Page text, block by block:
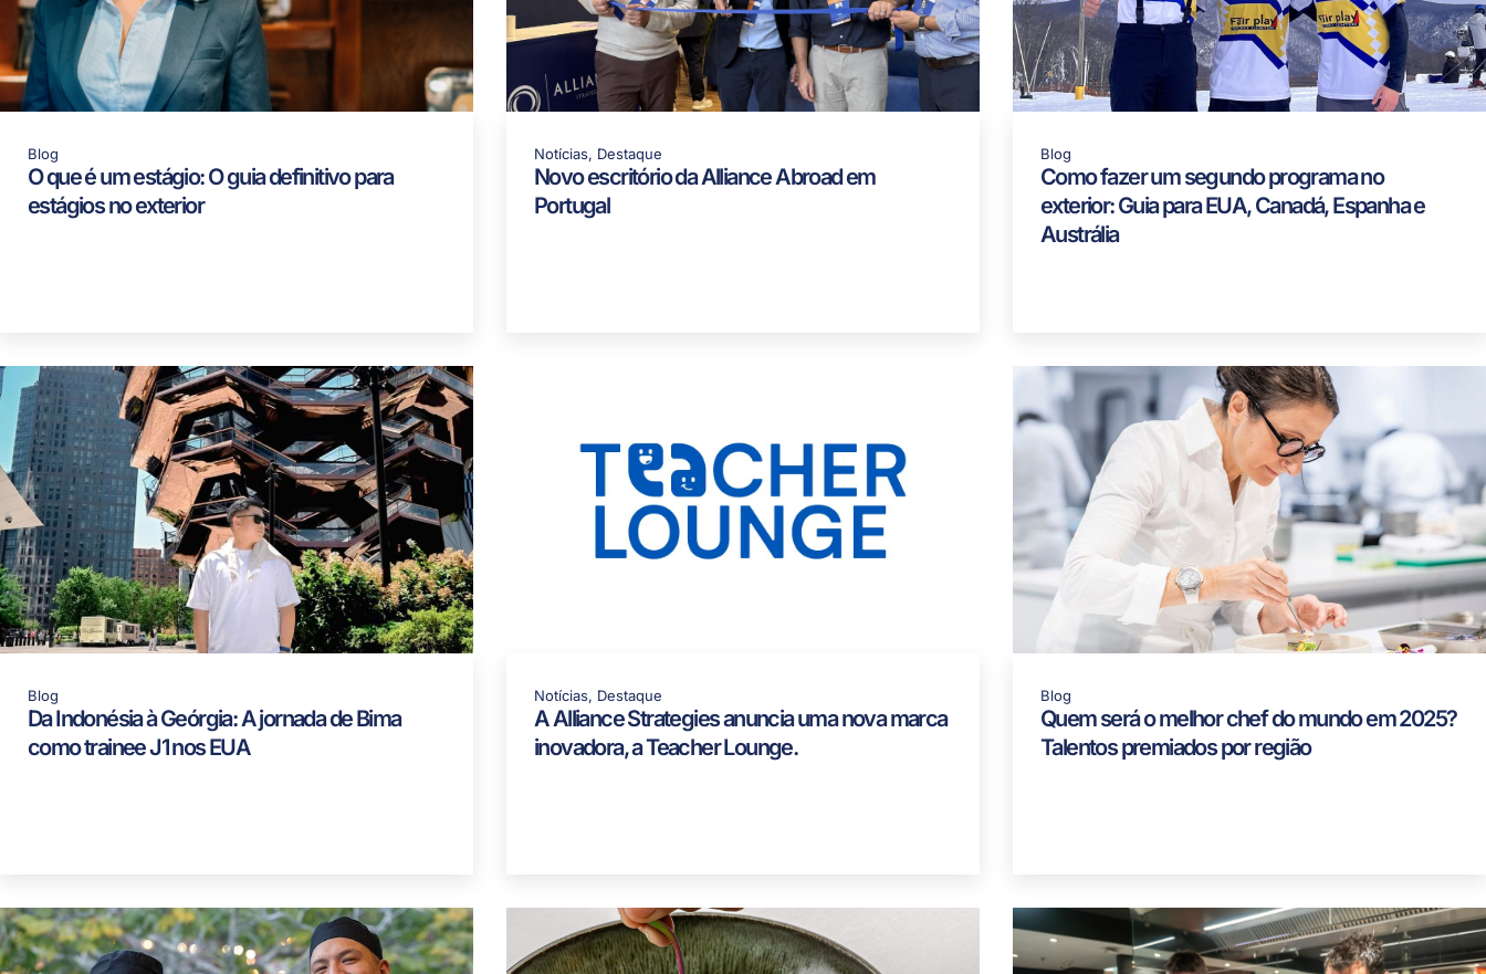
Blog
O que é um estágio: O guia definitivo para
estágios no exterior
Notícias, Destaque
Novo escritório da Alliance Abroad em
Portugal
Blog
Como fazer um segundo programa no
exterior: Guia para EUA, Canadá, Espanha e
Austrália
Blog
Da Indonésia à Geórgia: A jornada de Bima
como trainee J1 nos EUA
Notícias, Destaque
A Alliance Strategies anuncia uma nova marca
inovadora, a Teacher Lounge.
Blog
Quem será o melhor chef do mundo em 2025?
Talentos premiados por região